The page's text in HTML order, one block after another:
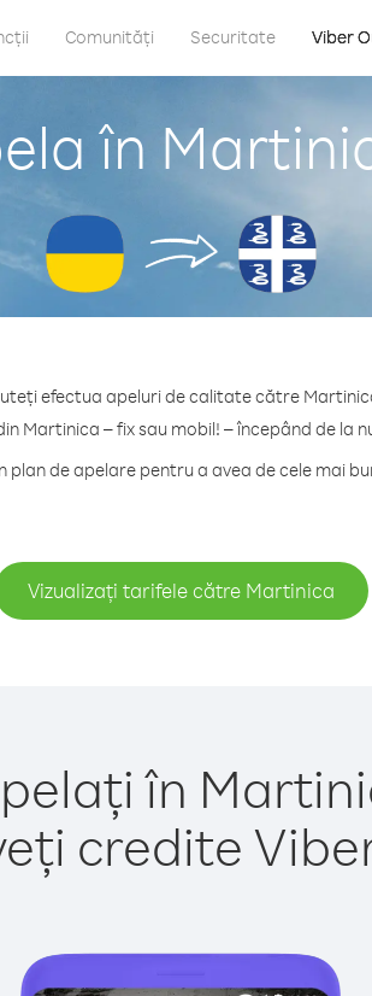
Comunități Securitate Viber
în
efectua apeluri de calitate către
Martinica – fix sau mobil! – începând de la
de apelare pentru a avea de cele mai
Vizualizați tarifele către Martinica
în
credite